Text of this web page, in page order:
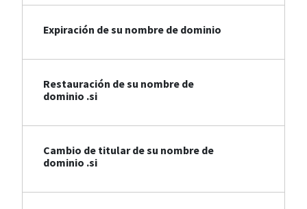
Expiración de su nombre de dominio
Restauración de su nombre de
dominio .si
Cambio de titular de su nombre de
dominio .si